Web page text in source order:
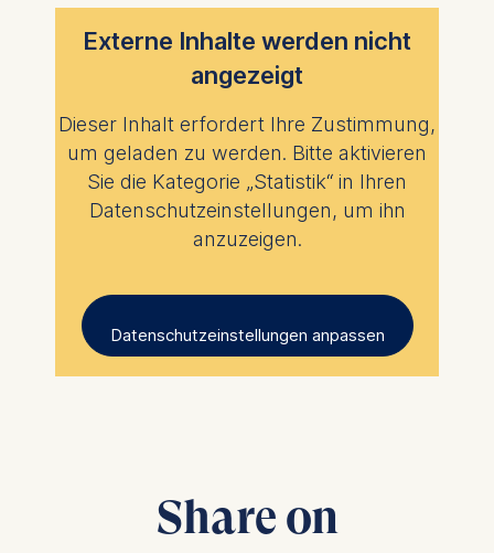
Externe Inhalte werden nicht
angezeigt
Dieser Inhalt erfordert Ihre Zustimmung,
um geladen zu werden. Bitte aktivieren
Sie die Kategorie „Statistik“ in Ihren
Datenschutzeinstellungen, um ihn
anzuzeigen.
Datenschutzeinstellungen anpassen
Share on